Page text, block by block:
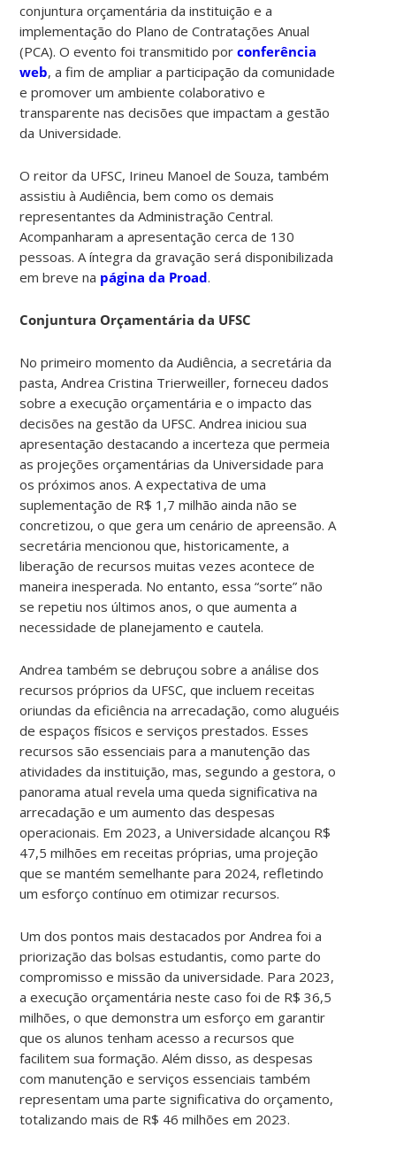
conjuntura orçamentária da instituição e a
implementação do Plano de Contratações Anual
(PCA). O evento foi transmitido porconferência
web, a fim de ampliar a participação da comunidade
e promover um ambiente colaborativo e
transparente nas decisões que impactam a gestão
da Universidade.
O reitor da UFSC, Irineu Manoel de Souza, também
assistiu à Audiência, bem como os demais
representantes da Administração Central.
Acompanharam a apresentação cerca de 130
pessoas. A íntegra da gravação será disponibilizada
em breve na página da Proad.
Conjuntura Orçamentária da UFSC
No primeiro momento da Audiência, a secretária da
pasta, Andrea Cristina Trierweiller, forneceu dados
sobre a execução orçamentária e o impacto das
decisões na gestão da UFSC. Andrea iniciou sua
apresentação destacando a incerteza que permeia
as projeções orçamentárias da Universidade para
os próximos anos. A expectativa de uma
suplementação de R$ 1,7 milhão ainda não se
concretizou, o que gera um cenário de apreensão. A
secretária mencionou que, historicamente, a
liberação de recursos muitas vezes acontece de
maneira inesperada. No entanto, essa “sorte” não
se repetiu nos últimos anos, o que aumenta a
necessidade de planejamento e cautela.
Andrea também se debruçou sobre a análise dos
recursos próprios da UFSC, que incluem receitas
oriundas da eficiência na arrecadação, como aluguéis
de espaços físicos e serviços prestados. Esses
recursos são essenciais para a manutenção das
atividades da instituição, mas, segundo a gestora, o
panorama atual revela uma queda significativa na
arrecadação e um aumento das despesas
operacionais. Em 2023, a Universidade alcançou R$
47,5 milhões em receitas próprias, uma projeção
que se mantém semelhante para 2024, refletindo
um esforço contínuo em otimizar recursos.
Um dos pontos mais destacados por Andrea foi a
priorização das bolsas estudantis, como parte do
compromisso e missão da universidade. Para 2023,
a execução orçamentária neste caso foi de R$ 36,5
milhões, o que demonstra um esforço em garantir
que os alunos tenham acesso a recursos que
facilitem sua formação. Além disso, as despesas
com manutenção e serviços essenciais também
representam uma parte significativa do orçamento,
totalizando mais de R$ 46 milhões em 2023.